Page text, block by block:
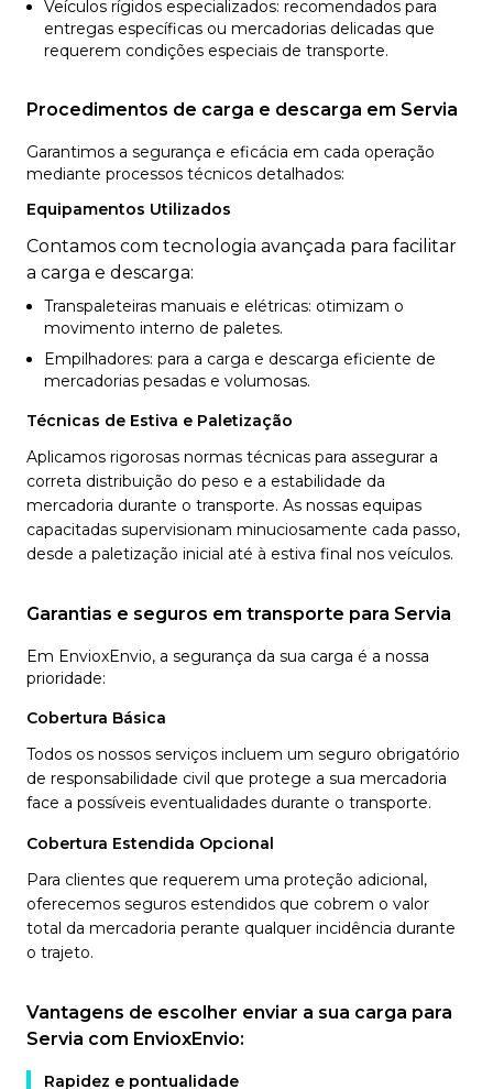
Veículos rígidos especializados: recomendados para
entregas específicas ou mercadorias delicadas que
requerem condições especiais de transporte.
Procedimentos de carga e descarga em Servia
Garantimos a segurança e eficácia em cada operação
mediante processos técnicos detalhados:
Equipamentos Utilizados
Contamos com tecnologia avançada para facilitar
a carga e descarga:
Transpaleteiras manuais e elétricas: otimizam o
movimento interno de paletes.
Empilhadores: para a carga e descarga eficiente de
mercadorias pesadas e volumosas.
Técnicas de Estiva e Paletização
Aplicamos rigorosas normas técnicas para assegurar a
correta distribuição do peso e a estabilidade da
mercadoria durante o transporte. As nossas equipas
capacitadas supervisionam minuciosamente cada passo,
desde a paletização inicial até à estiva final nos veículos.
Garantias e seguros em transporte para Servia
Em EnvioxEnvio, a segurança da sua carga é a nossa
prioridade:
Cobertura Básica
Todos os nossos serviços incluem um seguro obrigatório
de responsabilidade civil que protege a sua mercadoria
face a possíveis eventualidades durante o transporte.
Cobertura Estendida Opcional
Para clientes que requerem uma proteção adicional,
oferecemos seguros estendidos que cobrem o valor
total da mercadoria perante qualquer incidência durante
o trajeto.
Vantagens de escolher enviar a sua carga para
Servia com EnvioxEnvio:
Rapidez e pontualidade